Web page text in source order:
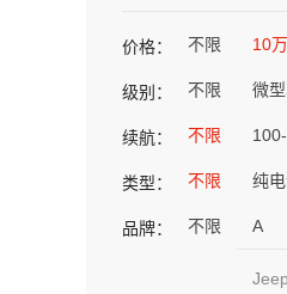
价格： 不限 10
级别： 不限 微
续航： 不限
类型： 不限 纯
品牌： 不限 A
Jeep